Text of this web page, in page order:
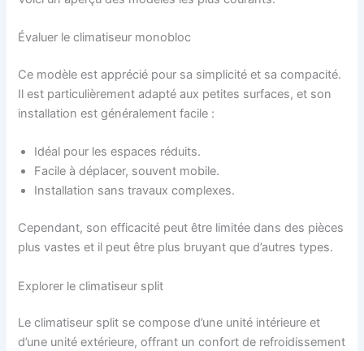
Évaluer le climatiseur monobloc
Ce modèle est apprécié pour sa simplicité et sa compacité.
Il est particulièrement adapté aux petites surfaces, et son
installation est généralement facile :
Idéal pour les espaces réduits.
Facile à déplacer, souvent mobile.
Installation sans travaux complexes.
Cependant, son efficacité peut être limitée dans des pièces
plus vastes et il peut être plus bruyant que d’autres types.
Explorer le climatiseur split
Le climatiseur split se compose d’une unité intérieure et
d’une unité extérieure, offrant un confort de refroidissement